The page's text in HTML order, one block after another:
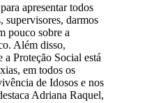
apresentar todos
supervisores, darmos
pouco sobre a
Além disso,
a Proteção Social está
em todos os
de Idosos e nos
Adriana Raquel,